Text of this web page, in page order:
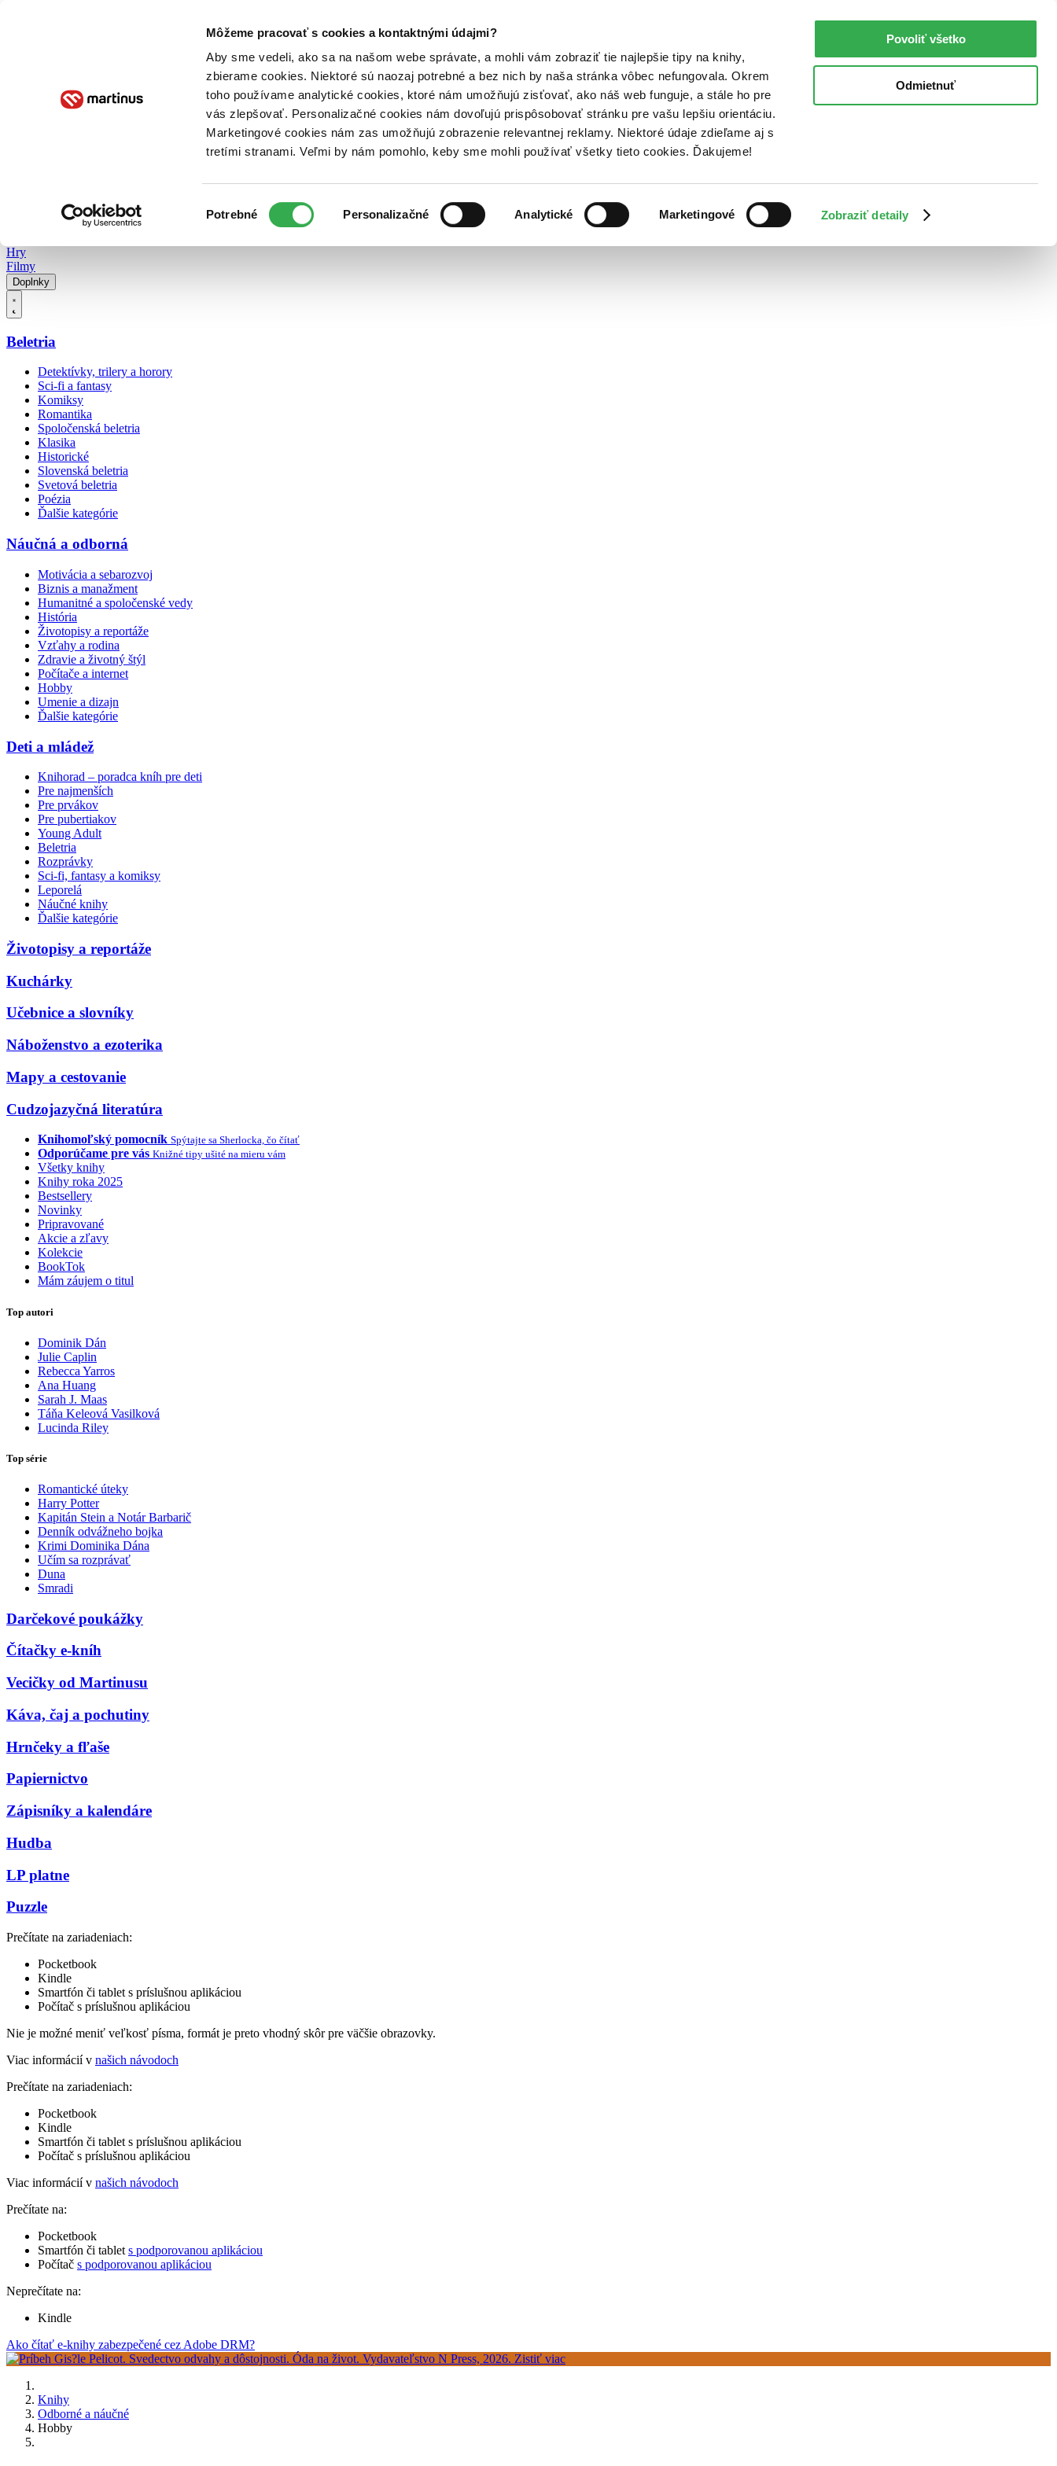
Môžeme pracovať s cookies a kontaktnými údajmi?
Aby sme vedeli, ako sa na našom webe správate, a mohli vám zobraziť tie najlepšie tipy na knihy,
zbierame cookies. Niektoré sú naozaj potrebné a bez nich by naša stránka vôbec nefungovala. Okrem
toho používame analytické cookies, ktoré nám umožňujú zisťovať, ako náš web funguje, a stále ho pre
vás zlepšovať. Personalizačné cookies nám dovoľujú prispôsobovať stránku pre vašu lepšiu orientáciu.
Marketingové cookies nám zas umožňujú zobrazenie relevantnej reklamy. Niektoré údaje zdieľame aj s
tretími stranami. Veľmi by nám pomohlo, keby sme mohli používať všetky tieto cookies. Ďakujeme!
súhlasu
Potrebné Personalizačné Analytické Marketingové Zobraziť detaily
Povoliť všetko
Odmietnuť
Poukážky Kontakt
Hry
Filmy
Doplnky
Beletria
Detektívky, trilery a horory
Sci-fi a fantasy
Komiksy
Romantika
Spoločenská beletria
Klasika
Historické
Slovenská beletria
Svetová beletria
Poézia
Ďalšie kategórie
Náučná a odborná
Motivácia a sebarozvoj
Biznis a manažment
Humanitné a spoločenské vedy
História
Životopisy a reportáže
Vzťahy a rodina
Zdravie a životný štýl
Počítače a internet
Hobby
Umenie a dizajn
Ďalšie kategórie
Deti a mládež
Knihorad – poradca kníh pre deti
Pre najmenších
Pre prvákov
Pre pubertiakov
Young Adult
Beletria
Rozprávky
Sci-fi, fantasy a komiksy
Leporelá
Náučné knihy
Ďalšie kategórie
Životopisy a reportáže
Kuchárky
Učebnice a slovníky
Náboženstvo a ezoterika
Mapy a cestovanie
Cudzojazyčná literatúra
Knihomoľský pomocník Spýtajte sa Sherlocka, čo čítať
Odporúčame pre vás Knižné tipy ušité na mieru vám
Všetky knihy
Knihy roka 2025
Bestsellery
Novinky
Pripravované
Akcie a zľavy
Kolekcie
BookTok
Mám záujem o titul
Top autori
Dominik Dán
Julie Caplin
Rebecca Yarros
Ana Huang
Sarah J. Maas
Táňa Keleová Vasilková
Lucinda Riley
Top série
Romantické úteky
Harry Potter
Kapitán Stein a Notár Barbarič
Denník odvážneho bojka
Krimi Dominika Dána
Učím sa rozprávať
Duna
Smradi
Darčekové poukážky
Čítačky e-kníh
Vecičky od Martinusu
Káva, čaj a pochutiny
Hrnčeky a fľaše
Papiernictvo
Zápisníky a kalendáre
Hudba
LP platne
Puzzle
Prečítate na zariadeniach:
Pocketbook
Kindle
Smartfón či tablet s príslušnou aplikáciou
Počítač s príslušnou aplikáciou
Nie je možné meniť veľkosť písma, formát je preto vhodný skôr pre väčšie obrazovky.
Viac informácií v našich návodoch
Prečítate na zariadeniach:
Pocketbook
Kindle
Smartfón či tablet s príslušnou aplikáciou
Počítač s príslušnou aplikáciou
Viac informácií v našich návodoch
Prečítate na:
Pocketbook
Smartfón či tablet s podporovanou aplikáciou
Počítač s podporovanou aplikáciou
Neprečítate na:
Kindle
Ako čítať e-knihy zabezpečené cez Adobe DRM?
Knihy
Odborné a náučné
Hobby